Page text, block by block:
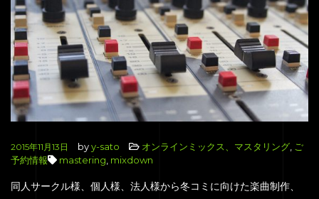
2015年11月13日 byy-sato オンラインミックス、マスタリング, ご
予約情報
mastering, mixdown
同人サークル様、個人様、法人様から冬コミに向けた楽曲制作、